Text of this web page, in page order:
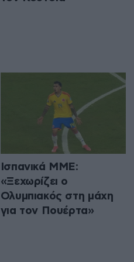
Ισπανικά ΜΜΕ:
«Ξεχωρίζει ο
Ολυμπιακός στη μάχη
για τον Πουέρτα»